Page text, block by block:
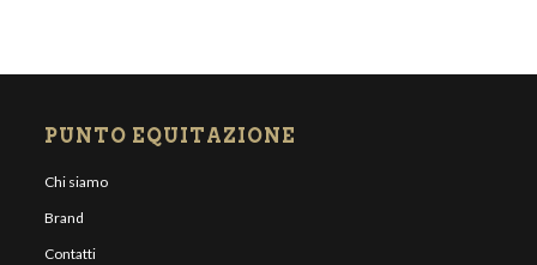
PUNTO EQUITAZIONE
Chi siamo
Brand
Contatti